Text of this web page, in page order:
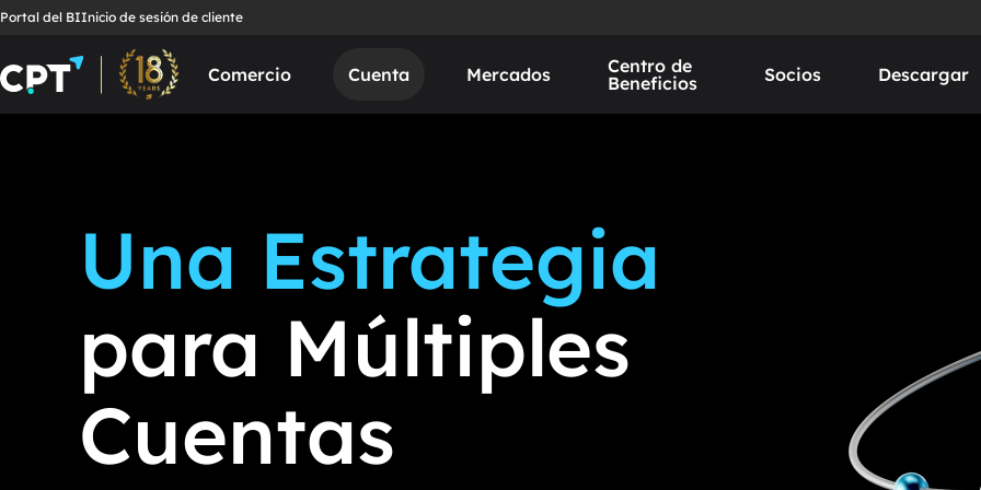
Portal del BIInicio de sesión de cliente
/who-we-are/scan-download/
Comercio Cuenta Mercados
Centro de
Beneficios
Socios Descargar
Una Estrategia
para Múltiples
Cuentas